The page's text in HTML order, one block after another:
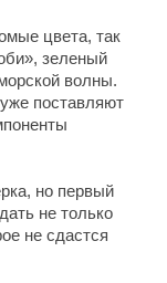
цвета, так
зеленый
волны.
поставляют
но первый
не только
не сдастся